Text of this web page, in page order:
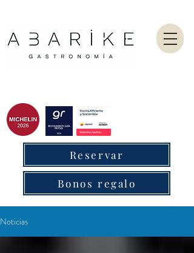
Reservar
Bonos regalo
Noticias